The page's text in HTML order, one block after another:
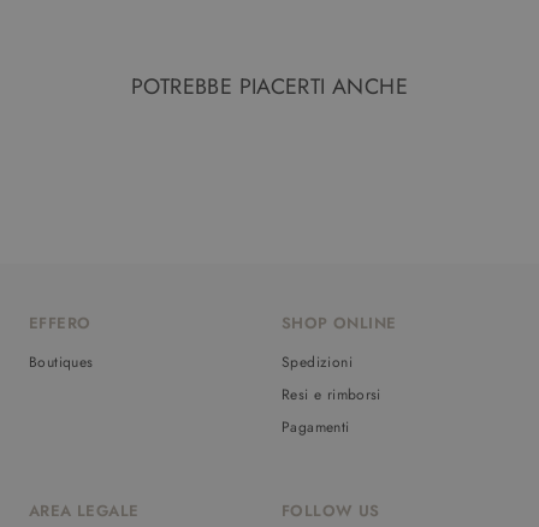
POTREBBE PIACERTI ANCHE
EFFERO
Boutiques
SHOP ONLINE
Spedizioni
Resi e rimborsi
Pagamenti
AREA LEGALE FOLLOW US